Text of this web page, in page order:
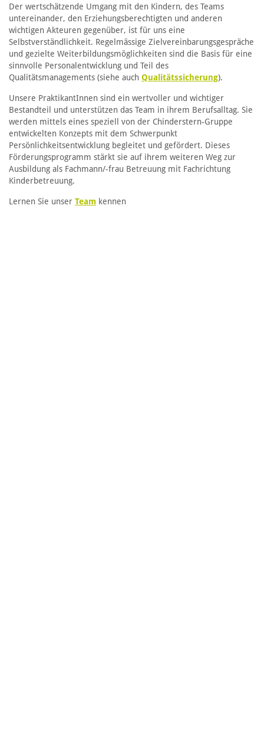
Der wertschätzende Umgang mit den Kindern, des Teams
untereinander, den Erziehungsberechtigten und anderen
wichtigen Akteuren gegenüber, ist für uns eine
Selbstverständlichkeit. Regelmässige Zielvereinbarungsgespräche
und gezielte Weiterbildungsmöglichkeiten sind die Basis für eine
sinnvolle Personalentwicklung und Teil des
Qualitätsmanagements (siehe auch Qualitätssicherung).
Unsere PraktikantInnen sind ein wertvoller und wichtiger
Bestandteil und unterstützen das Team in ihrem Berufsalltag. Sie
werden mittels eines speziell von der Chinderstern-Gruppe
entwickelten Konzepts mit dem Schwerpunkt
Persönlichkeitsentwicklung begleitet und gefördert. Dieses
Förderungsprogramm stärkt sie auf ihrem weiteren Weg zur
Ausbildung als Fachmann/-frau Betreuung mit Fachrichtung
Kinderbetreuung.
Lernen Sie unser Team kennen